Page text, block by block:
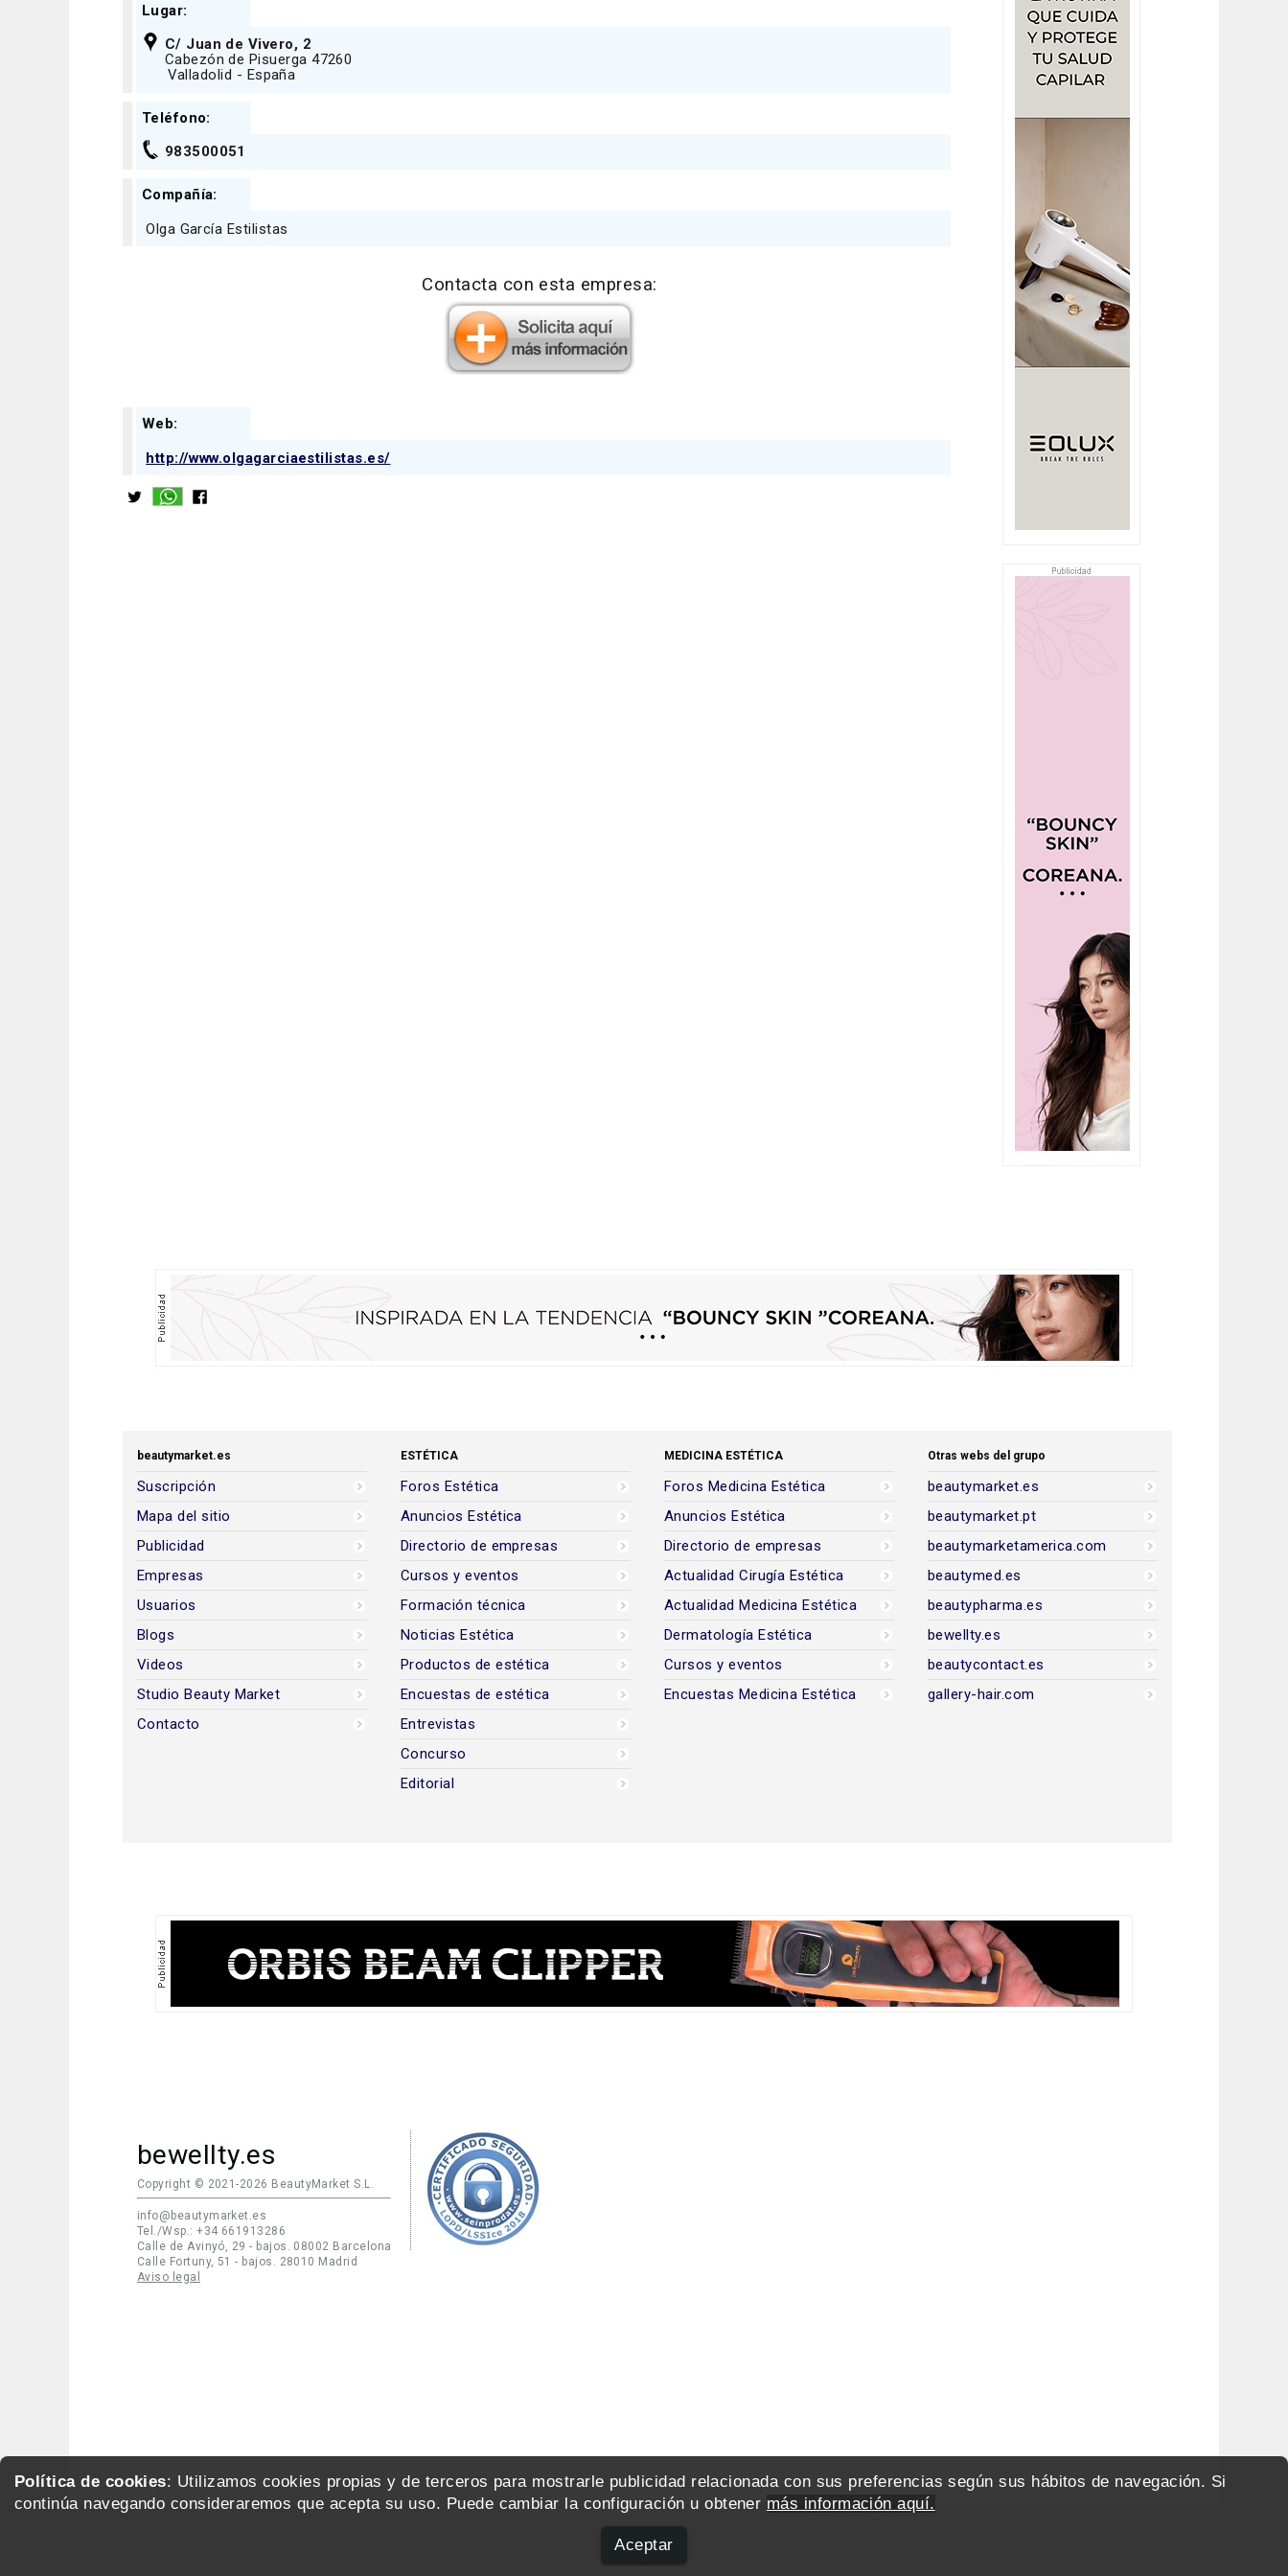
Política de cookies: Utilizamos cookies propias y de terceros para mostrarle publicidad relacionada con sus preferencias según sus hábitos de navegación. Si
continúa navegando consideraremos que acepta su uso. Puede cambiar la configuración u obtener más información aquí.
Aceptar
Lugar:
C/ Juan de Vivero, 2
Cabezón de Pisuerga 47260
Valladolid - España
Teléfono:
983500051
Compañía:
Olga García Estilistas
Contacta con esta empresa:
Web:
http://www.olgagarciaestilistas.es/
beautymarket.es
Suscripción
Mapa del sitio
Publicidad
Empresas
Usuarios
Blogs
Videos
Studio Beauty Market
Contacto
ESTÉTICA
Foros Estética
Anuncios Estética
Directorio de empresas
Cursos y eventos
Formación técnica
Noticias Estética
Productos de estética
Encuestas de estética
Entrevistas
Concurso
Editorial
MEDICINA ESTÉTICA
Foros Medicina Estética
Anuncios Estética
Directorio de empresas
Actualidad Cirugía Estética
Actualidad Medicina Estética
Dermatología Estética
Cursos y eventos
Encuestas Medicina Estética
Otras webs del grupo
beautymarket.es
beautymarket.pt
beautymarketamerica.com
beautymed.es
beautypharma.es
bewellty.es
beautycontact.es
gallery-hair.com
bewellty.es
Copyright © 2021-2026 BeautyMarket S.L.
info@beautymarket.es
Tel./Wsp.: +34 661913286
Calle de Avinyó, 29 - bajos. 08002 Barcelona
Calle Fortuny, 51 - bajos. 28010 Madrid
Aviso legal